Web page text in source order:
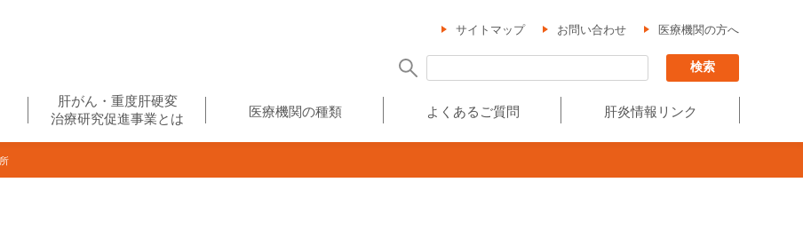
サイトマップ お問い合わせ 医療機関の方へ
肝がん・重度肝硬変
治療研究促進事業とは
医療機関の種類 よくあるご質問 肝炎情報リンク